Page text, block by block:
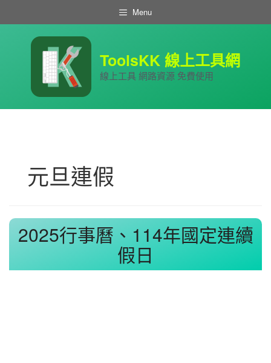
Menu
ToolsKK 線上工具網
線上工具 網路資源 免費使用
元旦連假
2025行事曆、114年國定連續
假日